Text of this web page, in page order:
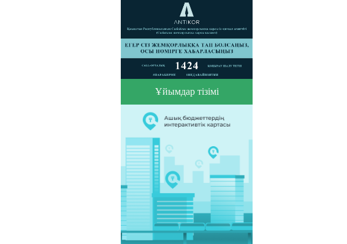
Ұйымдар тізімі